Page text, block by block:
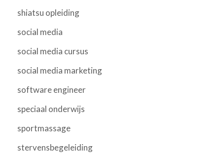
shiatsu opleiding
social media
social media cursus
social media marketing
software engineer
speciaal onderwijs
sportmassage
stervensbegeleiding